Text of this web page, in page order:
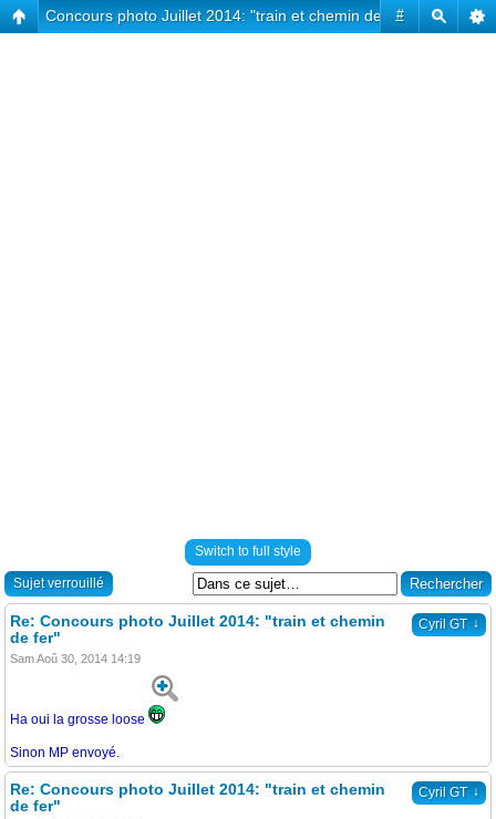
#
Concours photo Juillet 2014: "train et chemin de fer"
Switch to full style
Sujet verrouillé
Cyril GT ↓
Re: Concours photo Juillet 2014: "train et chemin
de fer"
Sam Aoû 30, 2014 14:19
Ha oui la grosse loose
Sinon MP envoyé.
Cyril GT ↓
Re: Concours photo Juillet 2014: "train et chemin
de fer"